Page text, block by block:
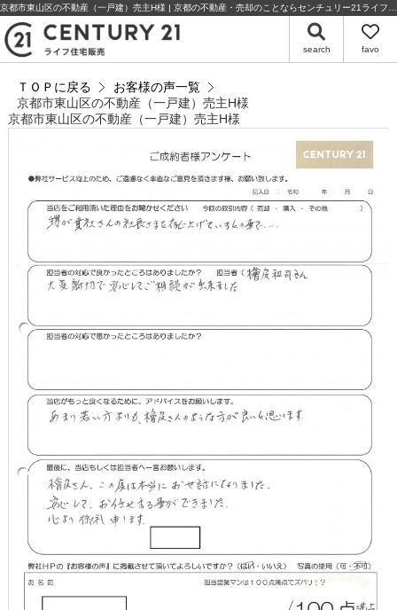
search favo
ＴＯＰに戻る
お客様の声一覧
京都市東山区の不動産（一戸建）売主H様
京都市東山区の不動産（一戸建）売主H様